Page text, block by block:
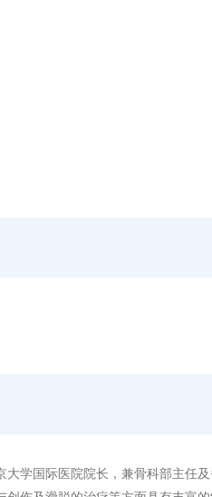
学国际医院院长，兼骨科部主任